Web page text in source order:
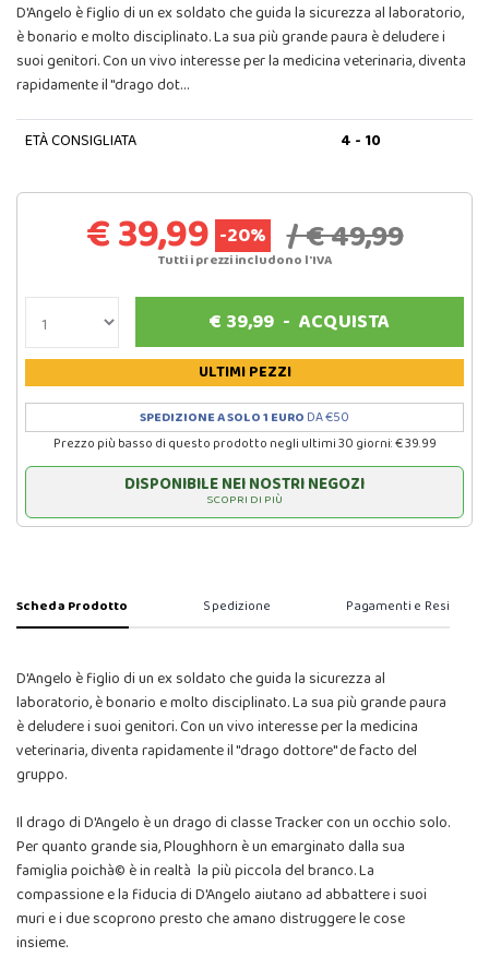
D'Angelo è figlio di un ex soldato che guida la sicurezza al laboratorio,
è bonario e molto disciplinato. La sua più grande paura è deludere i
suoi genitori. Con un vivo interesse per la medicina veterinaria, diventa
rapidamente il "drago dot…
ETÀ CONSIGLIATA 4 - 10
€ 39,99 -20% / € 49,99
Tutti i prezzi includono l'IVA
€ 39,99 -ACQUISTA
ULTIMI PEZZI
SPEDIZIONE A SOLO 1 EURO DA €50
Prezzo più basso di questo prodotto negli ultimi 30 giorni: € 39.99
DISPONIBILE NEI NOSTRI NEGOZI
SCOPRI DI PIÙ
Scheda Prodotto Spedizione Pagamenti e Resi
D'Angelo è figlio di un ex soldato che guida la sicurezza al
laboratorio, è bonario e molto disciplinato. La sua più grande paura
è deludere i suoi genitori. Con un vivo interesse per la medicina
veterinaria, diventa rapidamente il "drago dottore" de facto del
gruppo.
Il drago di D'Angelo è un drago di classe Tracker con un occhio solo.
Per quanto grande sia, Ploughhorn è un emarginato dalla sua
famiglia poichà© è in realtà la più piccola del branco. La
compassione e la fiducia di D'Angelo aiutano ad abbattere i suoi
muri e i due scoprono presto che amano distruggere le cose
insieme.